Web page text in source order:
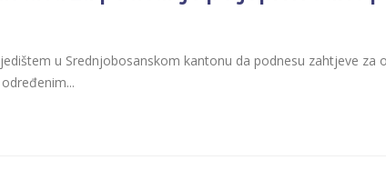
u Srednjobosanskom kantonu da podnesu zahtjeve za